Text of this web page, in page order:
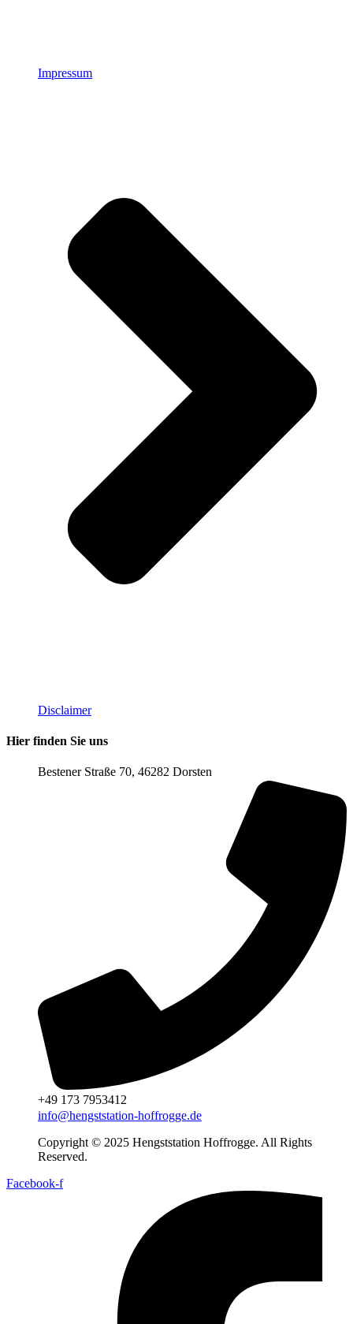
Impressum
Disclaimer
Hier finden Sie uns
Bestener Straße 70, 46282 Dorsten
+49 173 7953412
info@hengststation-hoffrogge.de
Copyright © 2025 Hengststation Hoffrogge. All Rights
Reserved.
Facebook-f